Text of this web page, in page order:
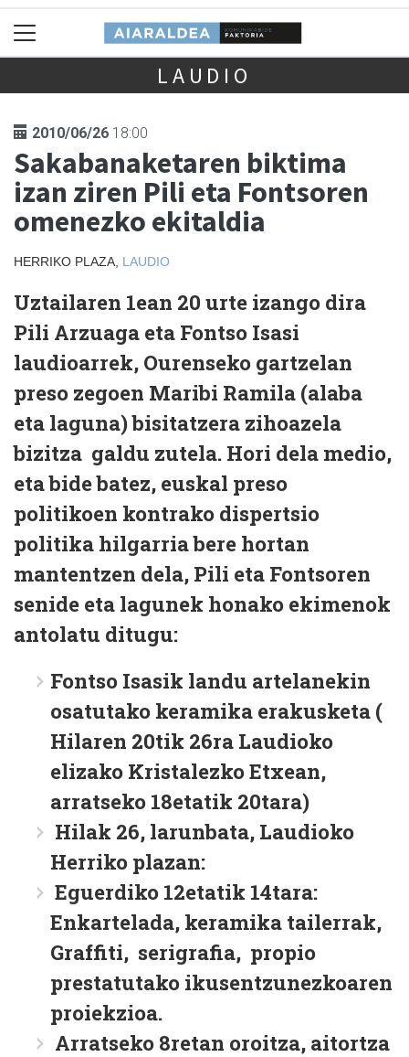
LAUDIO
2010/06/26 18:00
Sakabanaketaren biktima
izan ziren Pili eta Fontsoren
omenezko ekitaldia
HERRIKO PLAZA, LAUDIO
Uztailaren 1ean 20 urte izango dira
Pili Arzuaga eta Fontso Isasi
laudioarrek, Ourenseko gartzelan
preso zegoen Maribi Ramila (alaba
eta laguna) bisitatzera zihoazela
bizitza galdu zutela. Hori dela medio,
eta bide batez, euskal preso
politikoen kontrako dispertsio
politika hilgarria bere hortan
mantentzen dela, Pili eta Fontsoren
senide eta lagunek honako ekimenok
antolatu ditugu:
Fontso Isasik landu artelanekin
osatutako keramika erakusketa (
Hilaren 20tik 26ra Laudioko
elizako Kristalezko Etxean,
arratseko 18etatik 20tara)
Hilak 26, larunbata, Laudioko
Herriko plazan:
Eguerdiko 12etatik 14tara:
Enkartelada, keramika tailerrak,
Graffiti, serigrafia, propio
prestatutako ikusentzunezkoaren
proiekzioa.
Arratseko 8retan oroitza, aitortza